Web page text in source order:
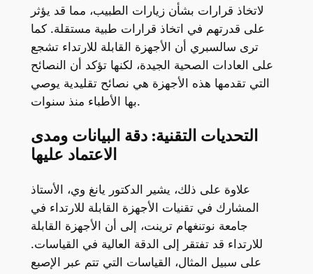
لاتخاذ قرارات بشأن زيارات الطبيب، مما قد يؤثر
على قدرتهم في اتخاذ قرارات طبية مستقلة. كما
ترى سالسبري أن الأجهزة القابلة للارتداء تشجع
على العادات الصحية الجيدة، لكنها تؤكد أن النصائح
التي تقدمها هذه الأجهزة هي نصائح تقليدية يوصي
بها الأطباء منذ سنوات.
التحديات التقنية: دقة البيانات ومدى
الاعتماد عليها
علاوة على ذلك، يشير الدكتور يانغ وي، الأستاذ
المشارك في تقنيات الأجهزة القابلة للارتداء في
جامعة نوتنغهام ترينت، إلى أن الأجهزة القابلة
للارتداء قد تفتقر إلى الدقة العالية في القياسات.
على سبيل المثال، القياسات التي تتم عبر الإصبع